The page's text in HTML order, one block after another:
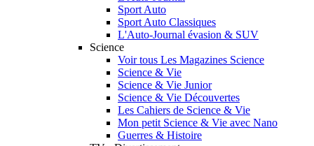
Sport Auto
Sport Auto Classiques
L'Auto-Journal évasion & SUV
Science
Voir tous Les Magazines Science
Science & Vie
Science & Vie Junior
Science & Vie Découvertes
Les Cahiers de Science & Vie
Mon petit Science & Vie avec Nano
Guerres & Histoire